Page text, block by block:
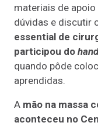
materiais de apoio
dúvidas e discutir
essential de
participou do
quando pôde
aprendidas.
A mão na massa
aconteceu no